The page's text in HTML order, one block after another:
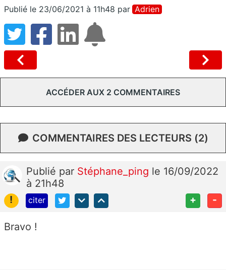
Publié le 23/06/2021 à 11h48 par Adrien
ACCÉDER AUX 2 COMMENTAIRES
COMMENTAIRES DES LECTEURS (2)
Publié par Stéphane_ping le 16/09/2022
à 21h48
!
citer + -
Bravo !